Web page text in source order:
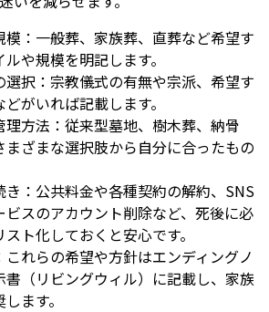
模：一般葬、家族葬、直葬など希望す
や規模を明記します。
選択：宗教儀式の有無や宗派、希望す
がいれば記載します。
理方法：従来型墓地、樹木葬、納骨
まざまな選択肢から自分に合ったもの
き：公共料金や各種契約の解約、SNS
ビスのアカウント削除など、死後に必
ト化しておくと安心です。
れらの希望や方針はエンディングノ
書（リビングウィル）に記載し、家族
ます。